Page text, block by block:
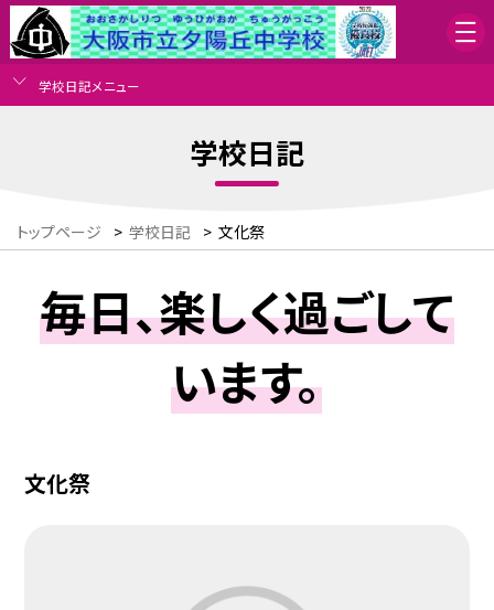
学校日記メニュー
学校日記
トップページ > 学校日記 > 文化祭
毎日、楽しく過ごして
います。
文化祭